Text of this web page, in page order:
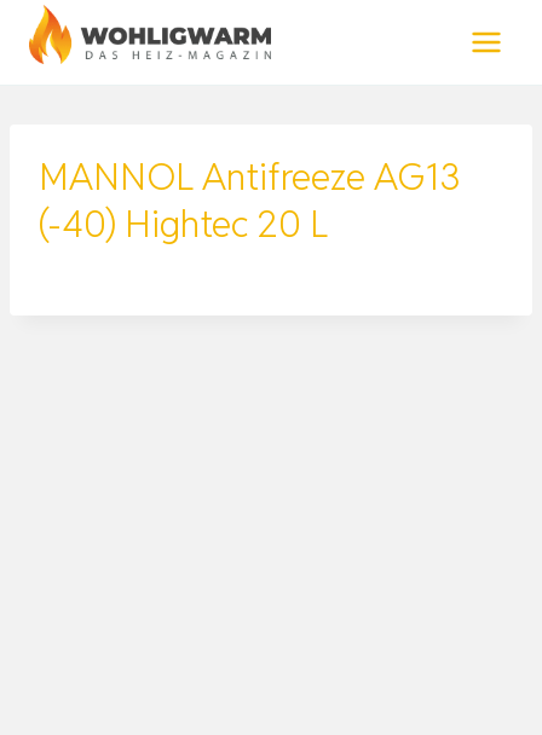
Zum
Inhalt
MANNOL Antifreeze AG13
(-40) Hightec 20 L